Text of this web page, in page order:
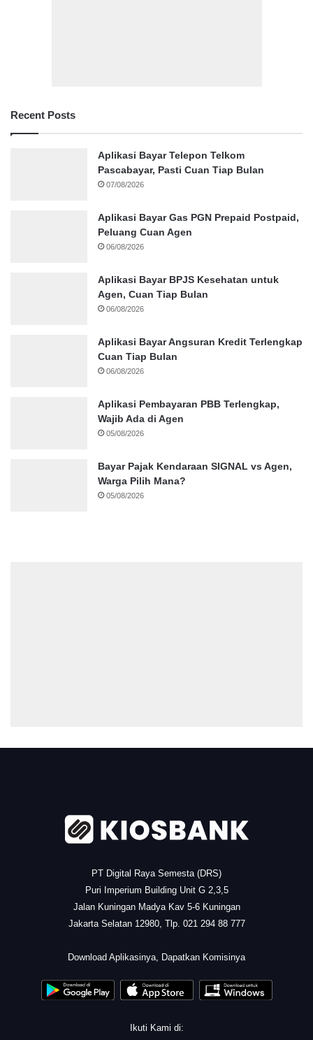
Recent Posts
Aplikasi Bayar Telepon Telkom
Pascabayar, Pasti Cuan Tiap Bulan
07/08/2026
Aplikasi Bayar Gas PGN Prepaid Postpaid,
Peluang Cuan Agen
06/08/2026
Aplikasi Bayar BPJS Kesehatan untuk
Agen, Cuan Tiap Bulan
06/08/2026
Aplikasi Bayar Angsuran Kredit Terlengkap
Cuan Tiap Bulan
06/08/2026
Aplikasi Pembayaran PBB Terlengkap,
Wajib Ada di Agen
05/08/2026
Bayar Pajak Kendaraan SIGNAL vs Agen,
Warga Pilih Mana?
05/08/2026
PT Digital Raya Semesta (DRS)
Puri Imperium Building Unit G 2,3,5
Jalan Kuningan Madya Kav 5-6 Kuningan
Jakarta Selatan 12980, Tlp. 021 294 88 777
Download Aplikasinya, Dapatkan Komisinya
Ikuti Kami di: